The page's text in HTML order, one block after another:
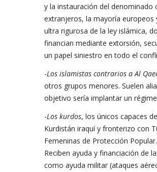
y la instauración del
extranjeros, la mayoría europeos
ultra rigurosa de la ley islámica,
financian mediante extorsión,
un papel siniestro en todo el
-Los islamistas contrarios a Al
otros grupos menores. Suelen
objetivo sería implantar un
-Los kurdos, los únicos capaces
Kurdistán iraquí y fronterizo con
Femeninas de Protección
Reciben ayuda y financiación de
como ayuda militar (ataques